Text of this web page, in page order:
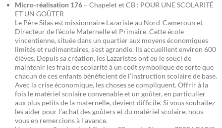
Micro-réalisation 176 – Chapelet et CB : POUR UNE SCOLARITÉ
ET UN GOÛTER
Le Père Silas est missionnaire Lazariste au Nord-Cameroun et
Directeur de l’école Maternelle et Primaire. Cette école
vincentienne, située dans un quartier aux moyens économiques
limités et rudimentaires, s’est agrandie. Ils accueillent environ 600
élèves. Depuis sa création, les Lazaristes ont eu le souci de
maintenir les frais de scolarité à un coût symbolique de sorte que
chacun de ces enfants bénéficient de l’instruction scolaire de base.
Avec la crise économique, les choses se compliquent. Offrir à la
fois le matériel scolaire convenable et un goûter, en particulier
aux plus petits de la maternelle, devient difficile. Si vous souhaitez
les aider pour l’achat des goûters et du matériel scolaire, nous
vous en remercions à l’avance.